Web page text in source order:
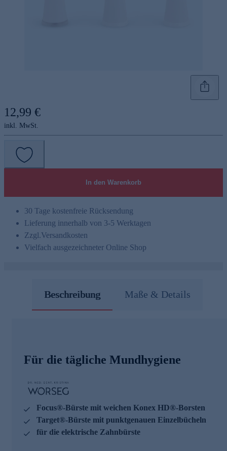
12,99 €
inkl. MwSt.
In den Warenkorb
30 Tage kostenfreie Rücksendung
Lieferung innerhalb von 3-5 Werktagen
Zzgl.Versandkosten
Vielfach ausgezeichneter Online Shop
Beschreibung Maße & Details
Für die tägliche Mundhygiene
Focus®-Bürste mit weichen Konex HD®-Borsten
Target®-Bürste mit punktgenauen Einzelbücheln
für die elektrische Zahnbürste